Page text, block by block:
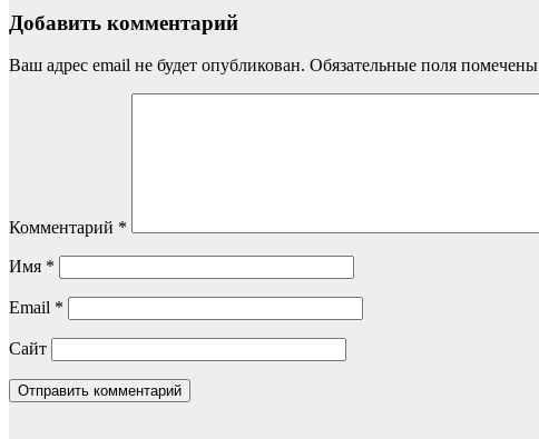
Добавить комментарий
Ваш адрес email не будет опубликован. Обязательные поля помечены
Комментарий *
Имя *
Email *
Сайт